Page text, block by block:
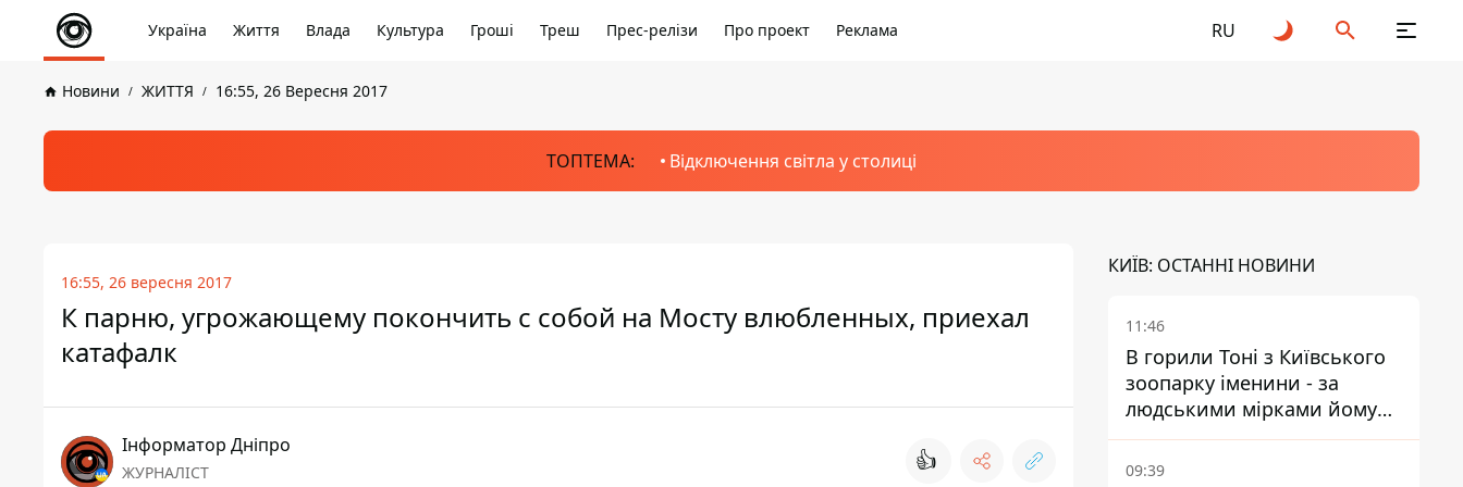
Україна Життя Влада Культура Гроші Треш Прес-релізи Про проект Реклама RU
Новини ЖИТТЯ 16:55, 26 Вересня 2017
ТОПТЕМА: Відключення світла у столиці
16:55, 26 вересня 2017
К парню, угрожающему покончить с собой на Мосту влюбленных, приехал
катафалк
Інформатор Дніпро
ЖУРНАЛІСТ 👍
КИЇВ: ОСТАННІ НОВИНИ
11:46
В горили Тоні з Київського
зоопарку іменини - за
людськими мірками йому
вже понад 90 років
09:39